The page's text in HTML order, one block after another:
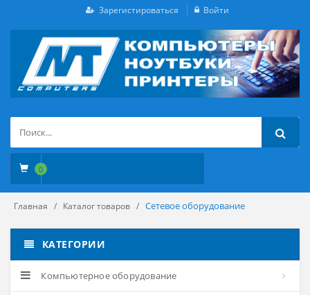
Зарегистироваться Войти
0
Главная Каталог товаров Сетевое оборудование
КАТЕГОРИИ
Компьютерное оборудование